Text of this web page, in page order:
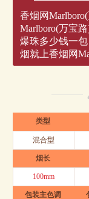
香烟网
Marlboro(万宝
爆珠多少钱一
烟就上香烟网
类型
混合型
烟长
100mm
包装主色调